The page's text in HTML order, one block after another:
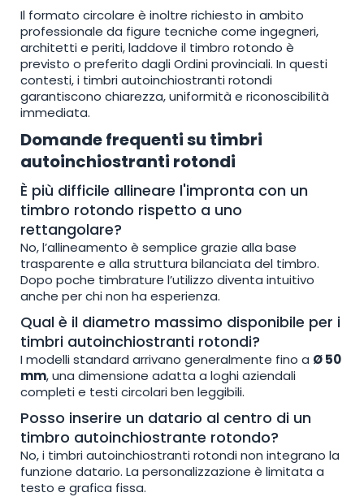
Il formato circolare è inoltre richiesto in ambito
professionale da figure tecniche come ingegneri,
architetti e periti, laddove il timbro rotondo è
previsto o preferito dagli Ordini provinciali. In questi
contesti, i timbri autoinchiostranti rotondi
garantiscono chiarezza, uniformità e riconoscibilità
immediata.
Domande frequenti su timbri
autoinchiostranti rotondi
È più difficile allineare l'impronta con un
timbro rotondo rispetto a uno
rettangolare?
No, l’allineamento è semplice grazie alla base
trasparente e alla struttura bilanciata del timbro.
Dopo poche timbrature l’utilizzo diventa intuitivo
anche per chi non ha esperienza.
Qual è il diametro massimo disponibile per i
timbri autoinchiostranti rotondi?
I modelli standard arrivano generalmente fino a Ø 50
mm, una dimensione adatta a loghi aziendali
completi e testi circolari ben leggibili.
Posso inserire un datario al centro di un
timbro autoinchiostrante rotondo?
No, i timbri autoinchiostranti rotondi non integrano la
funzione datario. La personalizzazione è limitata a
testo e grafica fissa.